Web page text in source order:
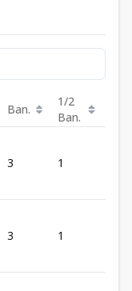
Ban.
1/2
Ban.
3 1
3 1